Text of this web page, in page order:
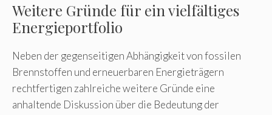
Weitere Gründe für ein vielfältiges
Energieportfolio
Neben der gegenseitigen Abhängigkeit von fossilen
Brennstoffen und erneuerbaren Energieträgern
rechtfertigen zahlreiche weitere Gründe eine
anhaltende Diskussion über die Bedeutung der